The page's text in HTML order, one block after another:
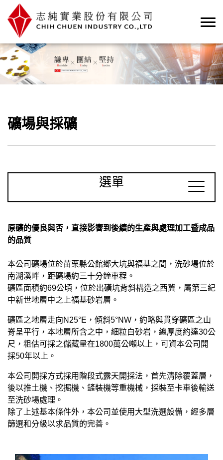
礦場與採礦
選單
原礦的優良與否，直接影響到後續的生產與處理加工暨成品
的品質
本公司礦場位於苗栗縣公館鄉大坑與福基之間，洗砂場位於
南湖溪畔，距礦場約三十分鐘車程。
礦區面積約69公頃，位於出磺坑背斜構造之西冀，屬第三紀
中新世地層中之上福基砂岩層。
礦區之地層走向N25°E，傾斜5°NW，約略與貫穿礦區之山
脊呈平行，本地層所含之中，細粒白砂岩，總厚度約達30公
尺，粗估可採之儲藏量在1800萬公噸以上，可資本公司開
採50年以上。
本公司開採方式採用階段式露天開採法，首先清除覆蓋層，
後以推土機、挖掘機、鏟裝機等重機械，採裝至卡車後輸送
至洗砂場處理。
除了上述基本條件外，本公司並使用大型洗選設備，經多層
篩選和分級以求品質的完善。